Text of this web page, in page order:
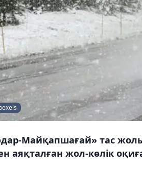
Майқапшағай» тас
аяқталған жол-көлік